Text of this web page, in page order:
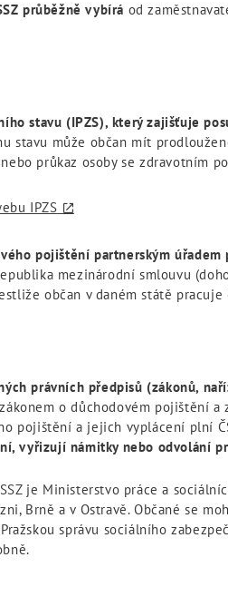
průběžně vybírá od
stavu (IPZS), který zajišťuje
stavu může občan mít
průkaz osoby se zdravotním
IPZS
pojištění partnerským
mezinárodní smlouvu
občan v daném státě
právních předpisů (zákonů,
o důchodovém pojištění a
pojištění a jejich vyplácení plní
vyřizují námitky nebo odvolání
je Ministerstvo práce a
Brně a v Ostravě. Občané se
správu sociálního